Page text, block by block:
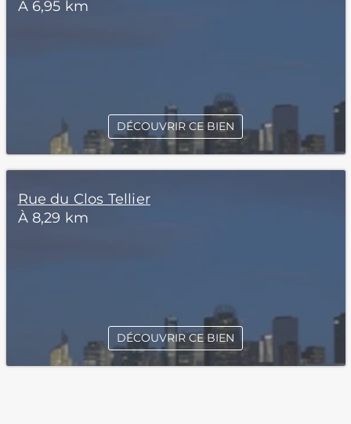
À 6,95 km
DÉCOUVRIR CE BIEN
Rue du Clos Tellier
À 8,29 km
DÉCOUVRIR CE BIEN